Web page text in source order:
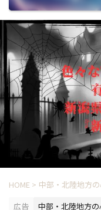
HOME > 中部・北陸地方
広告
中部・北陸地方